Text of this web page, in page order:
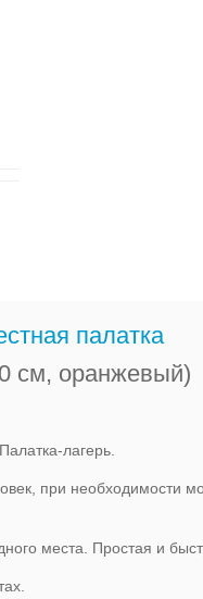
палатка
см, оранжевый)
лагерь.
при необходимости
места. Простая и